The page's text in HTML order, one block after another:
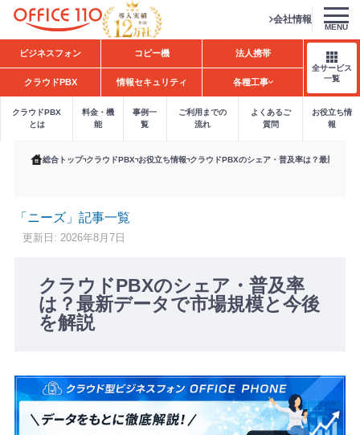
H
o
会社情報
MENU
ビジネスフォン コピー機 法人携帯
クラウドPBX 情報セキュリティ 各種工事
全サービス
一覧
クラウドPBX
とは
料金・機
能
事例一
覧
ご利用までの
流れ
よくあるご
質問
お役立ち情
報
総合トップ クラウドPBX お役立ち情報 クラウドPBXのシェア・普及率は？最新デー
「ニーズ」記事一覧
更新日: 2026年8月7日
クラウドPBXのシェア・普及率
は？最新データで市場規模と今後
を解説